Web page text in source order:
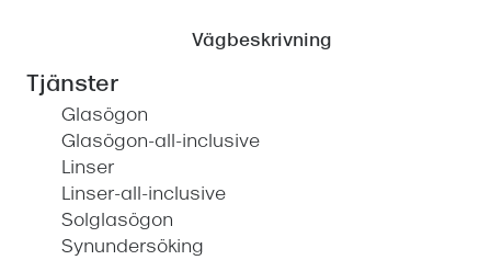
Vägbeskrivning
Tjänster
Glasögon
Glasögon-all-inclusive
Linser
Linser-all-inclusive
Solglasögon
Synundersöking